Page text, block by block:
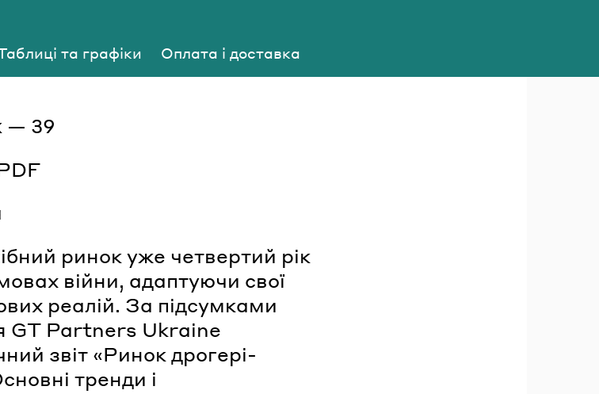
та графіки Оплата і доставка
— 39
ринок уже четвертий рік
війни, адаптуючи свої
реалій. За підсумками
GT Partners Ukraine
звіт «Ринок дрогері-
тренди і